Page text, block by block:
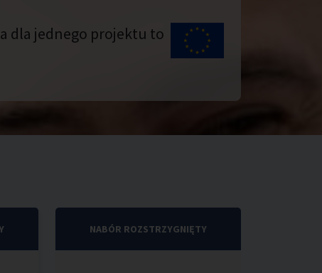
dla jednego projektu to
NABÓR ROZSTRZYGNIĘTY